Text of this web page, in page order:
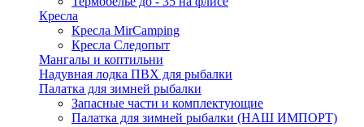
Кресла
Кресла MirCamping
Кресла Следопыт
Мангалы и коптильни
Надувная лодка ПВХ для рыбалки
Палатка для зимней рыбалки
Запасные части и комплектующие
Палатка для зимней рыбалки (НАШ ИМПОРТ)